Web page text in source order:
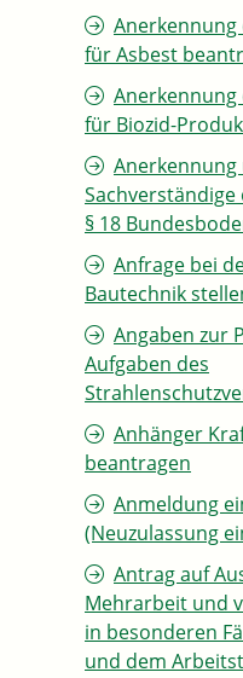
Anerkennung
für Asbest
Anerkennung
für Biozid-
Anerkennung
§ 18
Anfrage bei
Bautechnik
Angaben zur
Aufgaben des
Anhänger
beantragen
Anmeldung
(Neuzulassung
Antrag auf
Mehrarbeit und
in besonderen
und dem